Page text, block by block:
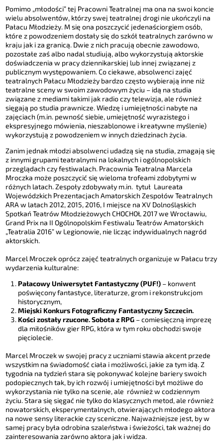
Pomimo „młodości” tej Pracowni Teatralnej ma ona na swoi koncie
wielu absolwentów, którzy swej teatralnej drogi nie ukończyli na
Pałacu Młodzieży. M się ona poszczycić jedenaściorgiem osób,
które z powodzeniem dostały się do szkół teatralnych zarówno w
kraju jak i za granicą. Dwie z nich pracują obecnie zawodowo,
pozostałe zaś albo nadal studiują, albo wykorzystują aktorskie
doświadczenia w pracy dziennikarskiej lub innej związanej z
publicznym występowaniem. Co ciekawe, absolwenci zajęć
teatralnych Pałacu Młodzieży bardzo często wybierają inne niż
teatralne sceny w swoim zawodowym życiu – idą na studia
związane z mediami takimi jak radio czy telewizja, ale również
sięgają po studia prawnicze. Wiedzę i umiejętności nabyte na
zajęciach (m.in. pewność siebie, umiejętność wyrazistego i
ekspresyjnego mówienia, nieszablonowe i kreatywne myślenie)
wykorzystują z powodzeniem w innych dziedzinach życia.
Zanim jednak młodzi absolwenci udadzą się na studia, zmagają się
z innymi grupami teatralnymi na lokalnych i ogólnopolskich
przeglądach czy festiwalach. Pracownia Teatralna Marcela
Mroczka może poszczycić się wieloma trofeami zdobytymi w
różnych latach. Zespoły zdobywały m.in. tytuł Laureata
Wojewódzkich Prezentacjach Amatorskich Zespołów Teatralnych
ARA w latach 2012, 2015, 2016, I miejsce na XV Dolnośląskich
Spotkań Teatrów Młodzieżowych CHOCHOŁ 2017 we Wrocławiu,
Grand Prix na II Ogólnopolskim Festiwalu Teatrów Amatorskich
„Teatralia 2016” w Legionowie, nie licząc indywidualnych nagród
aktorskich.
Marcel Mroczek oprócz zajęć teatralnych organizuje w Pałacu trzy
wydarzenia kulturalne:
Pałacowy Uniwersytet Fantastyczny (PUF!)– konwent
poświęcony fantastyce, literaturze, grom i rekonstrukcjom
historycznym,
Miejski Konkurs Fotograficzny Fantastyczny Szczecin.
Kości zostały rzucone. Sobota z RPG– comiesięczną imprezę
dla miłośników gier RPG, która w tym roku obchodzi swoje
pięciolecie.
Marcel Mroczek w swojej pracy z uczniami stawia akcent przede
wszystkim na świadomość ciała i możliwości, jakie za tym idą. Z
tygodnia na tydzień stara się pokonywać kolejne bariery swoich
podopiecznych tak, by ich rozwój i umiejętności był możliwe do
wykorzystania nie tylko na scenie, ale również w codziennym
życiu. Stara się sięgać nie tylko do klasycznych metod, ale również
nowatorskich, eksperymentalnych, otwierających młodego aktora
na nowe sensy literackie czy sceniczne. Najważniejsze jest, by w
samej pracy była odrobina szaleństwa i świeżości, tak ważnej do
zainteresowania zarówno aktora jak i widza.